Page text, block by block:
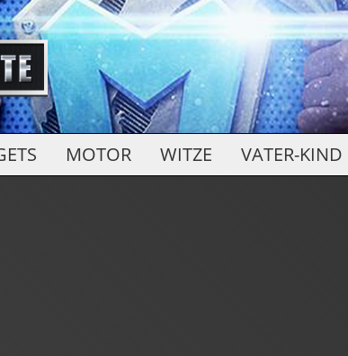
MOTOR WITZE VATER-KIND